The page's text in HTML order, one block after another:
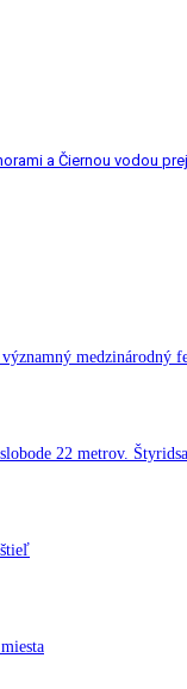
a Čiernou vodou
medzinárodný
22 metrov.